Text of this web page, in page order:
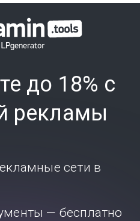
до 18% с
рекламы
сети в
— бесплатно